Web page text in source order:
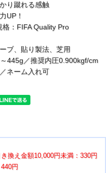
り蹴れる感触
UP！
格：FIFA Quality Pro
ブ、貼り製法、芝用
445g／推奨内圧0.900kgf/cm
ネーム入れ可
換え金額10,000円未満：330円
円